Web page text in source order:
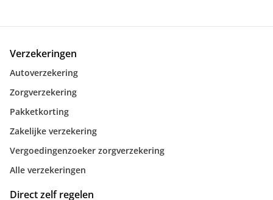
Verzekeringen
Autoverzekering
Zorgverzekering
Pakketkorting
Zakelijke verzekering
Vergoedingenzoeker zorgverzekering
Alle verzekeringen
Direct zelf regelen